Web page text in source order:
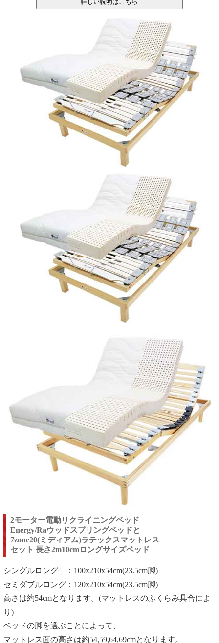
2モーター電動リクライニングベッド
Energy/Raウッドスプリングベッドと
7zone20(ミディアム)ラテックスマットレス
セット 長さ2m10cmロングサイズベッド
シングルロング ：100x210x54cm(23.5cm脚)
セミダブルロング：120x210x54cm(23.5cm脚)
高さは約54cmとなります。(マットレスのふくらみ具合によ
り)
ベッドの脚を選ぶことによって、
マットレス面の高さは約54,59,64,69cmとなります。